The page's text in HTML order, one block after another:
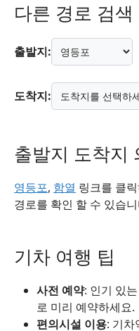
다른 경로 검색
출발지:
도착지:
출발지 도착지
영등포, 함열 링크를 클
경로를 확인 할 수 있습
기차 여행 팁
사전 예약: 인기 있
로 미리 예약하세요.
편의시설 이용: 기차